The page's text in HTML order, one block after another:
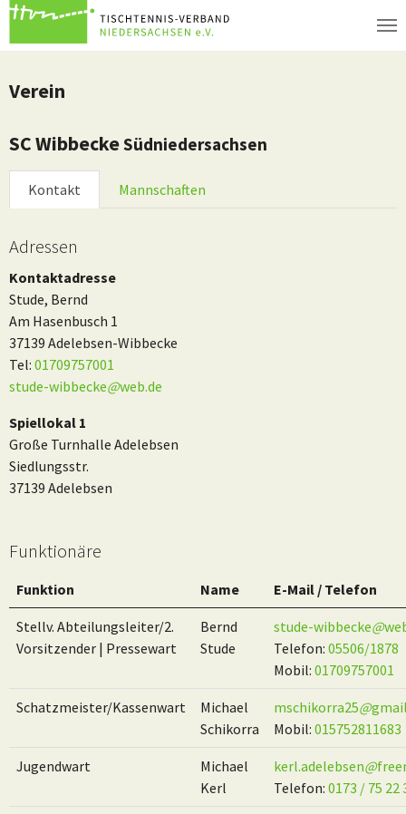
Zum Hauptinhalt springen
Verein
SC WibbeckeSüdniedersachsen
Kontakt Mannschaften
Adressen
Kontaktadresse
Stude, Bernd
Am Hasenbusch 1
37139 Adelebsen-Wibbecke
Tel: 01709757001
stude-wibbecke@web.de
Spiellokal 1
Große Turnhalle Adelebsen
Siedlungsstr.
37139 Adelebsen
Funktionäre
Funktion Name E-Mail / Telefon
Stellv. Abteilungsleiter/2.
Vorsitzender | Pressewart
Bernd
Stude
stude-wibbecke@
Telefon: 05506/1878
Mobil: 01709757001
Schatzmeister/Kassenwart
Michael
Schikorra
mschikorra25@
Mobil: 015752811683
Jugendwart
Michael
Kerl
kerl.adelebsen@
Telefon: 0173 / 75 22